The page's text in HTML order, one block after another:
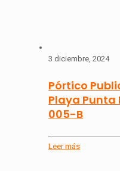
3 diciembre, 2024
Pórtico
Playa Punta
005-B
Leer más